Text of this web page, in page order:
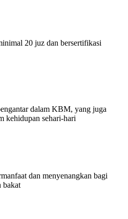
20 juz dan bersertifikasi
dalam KBM, yang juga
kehidupan sehari-hari
dan menyenangkan bagi
bakat